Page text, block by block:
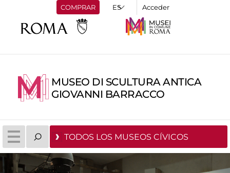
COMPRAR Acceder
MUSEO DI SCULTURA ANTICA
GIOVANNI BARRACCO
TODOS LOS MUSEOS CÍVICOS